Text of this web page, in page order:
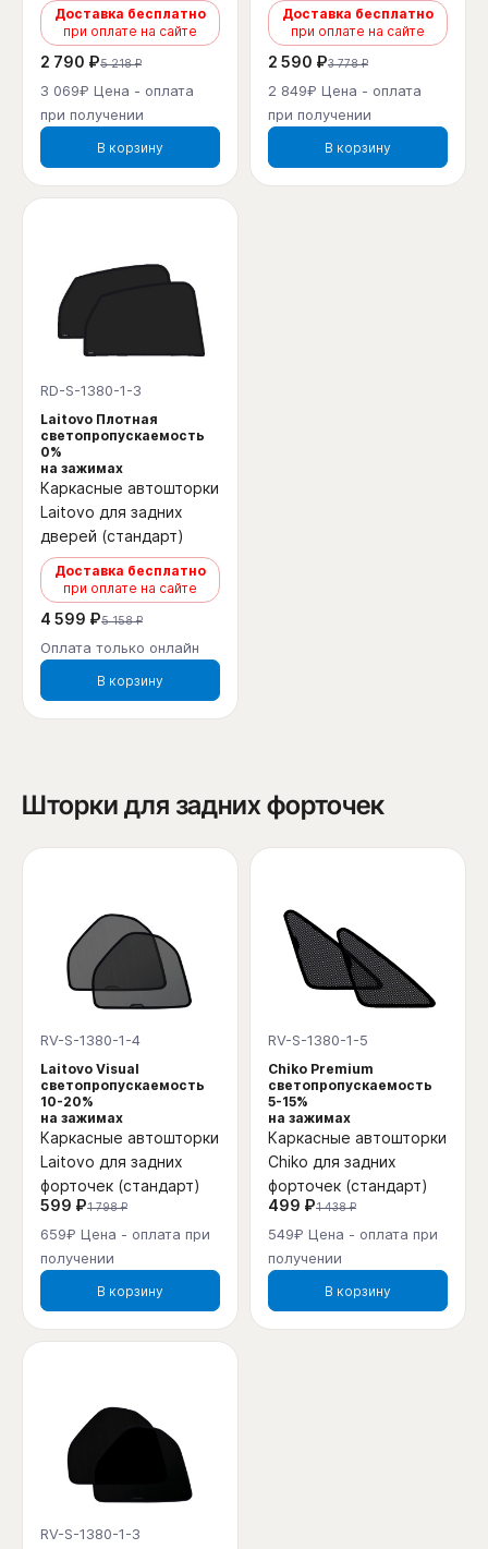
Доставка бесплатно
при оплате на сайте
2 790 ₽5 218 ₽
3 069₽ Цена - оплата
при получении
В корзину
Доставка бесплатно
при оплате на сайте
2 590 ₽3 778 ₽
2 849₽ Цена - оплата
при получении
В корзину
RD-S-1380-1-3
Laitovo Плотная
светопропускаемость
0%
на зажимах
Каркасные автошторки
Laitovo для задних
дверей (стандарт)
Доставка бесплатно
при оплате на сайте
4 599 ₽5 158 ₽
Оплата только онлайн
В корзину
Шторки для задних форточек
RV-S-1380-1-4
Laitovo Visual
светопропускаемость
10-20%
на зажимах
Каркасные автошторки
Laitovo для задних
форточек (стандарт)
599 ₽1 798 ₽
659₽ Цена - оплата при
получении
В корзину
RV-S-1380-1-5
Chiko Premium
светопропускаемость
5-15%
на зажимах
Каркасные автошторки
Chiko для задних
форточек (стандарт)
499 ₽1 438 ₽
549₽ Цена - оплата при
получении
В корзину
RV-S-1380-1-3